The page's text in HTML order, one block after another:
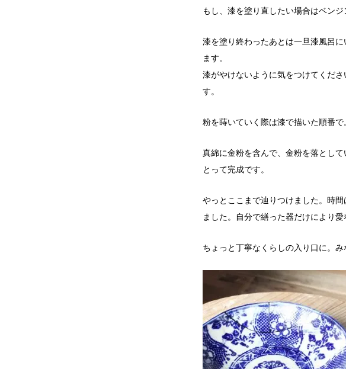
もし、漆を塗り直したい場合はベン
漆を塗り終わったあとは一旦漆風呂
ます。
漆がやけないように気をつけてくだ
す。
粉を蒔いていく際は漆で描いた順番
真綿に金粉を含んで、金粉を落とし
とって完成です。
やっとここまで辿りつけました。時
ました。自分で繕った器だけにより
ちょっと丁寧なくらしの入り口に。